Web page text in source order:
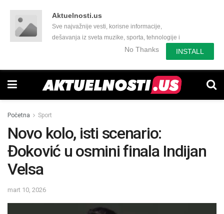
Aktuelnosti.us
Sve najvažnije vesti, korisne informacije,
dešavanja iz sveta muzike, sporta, tehnologije i
još mnogo toga zanimljivog.No Thanks INSTALL
Početna Sport
Novo kolo, isti scenario:
Đoković u osmini finala Indijan
Velsa
mart 10, 2026